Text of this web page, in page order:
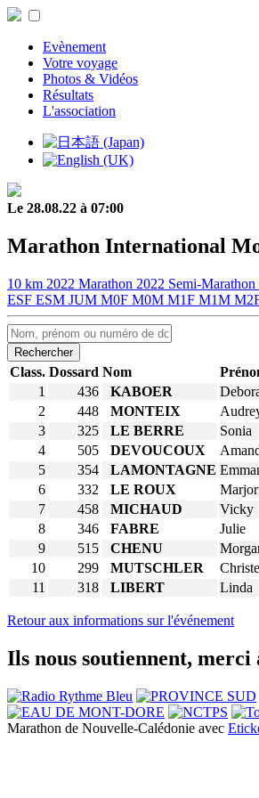
Evènement
Votre voyage
Photos & Vidéos
Résultats
L'association
Le 28.08.22 à 07:00
Marathon International
10 km 2022 Marathon 2022 Semi-Marathon
ESF ESM JUM M0F M0M M1F M1M
Rechercher
Class. Dossard Nom
1
436 KABOER
2
448 MONTEIX
3
325 LE BERRE Sonia
4
505 DEVOUCOUX
5
354 LAMONTAGNE
6
332 LE ROUX
7
458 MICHAUD Vicky
8
346 FABRE Julie
9
515 CHENU
10
299 MUTSCHLER
11
318 LIBERT Linda
Retour aux informations sur l'événement
Ils nous soutiennent, merci
Marathon de Nouvelle-Calédonie avec